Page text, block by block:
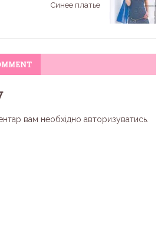
Синее платье
вам необхідно авторизуватись.